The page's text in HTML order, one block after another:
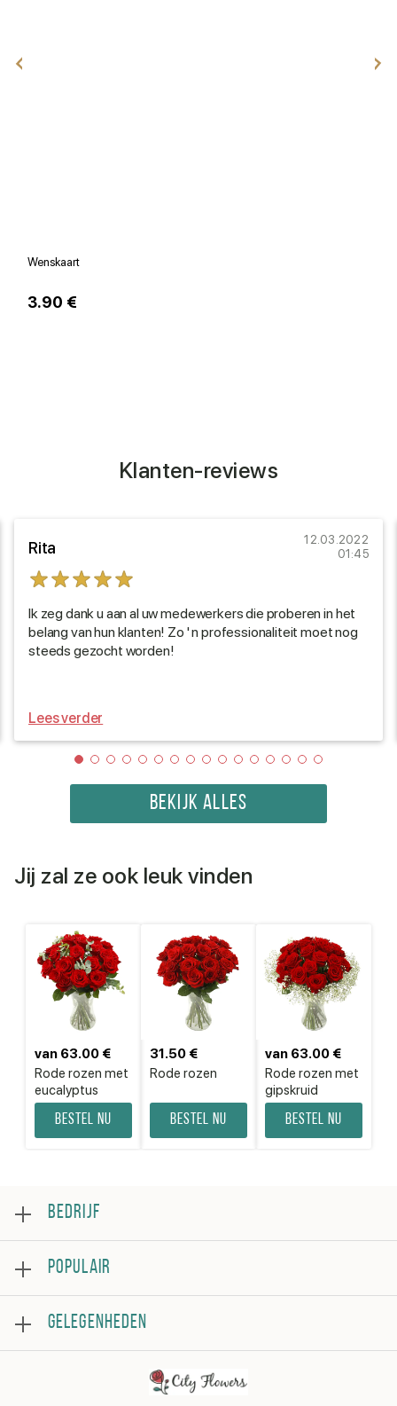
Wenskaart
3.90 €
Klanten-reviews
Rita
12.03.2022
01:45
Ik zeg dank u aan al uw medewerkers die proberen in het
belang van hun klanten! Zo ' n professionaliteit moet nog
steeds gezocht worden!
Lees verder
BEKIJK ALLES
Jij zal ze ook leuk vinden
Rode rozen met
eucalyptus
van 63.00 €
Bestel nu
Rode rozen
31.50 €
Bestel nu
Rode rozen met
gipskruid
van 63.00 €
Bestel nu
BEDRIJF
Beoordeling
Veelgestelde vragen
Algemene voorwaarden
Privacybeleid
Contacteer ons
POPULAIR
Rozen
Boeketten
GELEGENHEDEN